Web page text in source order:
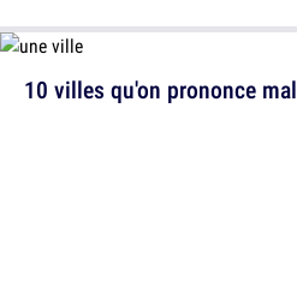
10 villes qu'on prononce mal